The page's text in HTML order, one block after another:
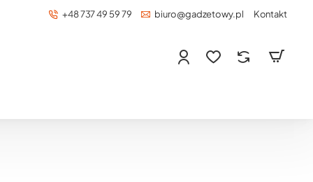
+48 737 49 59 79 biuro@gadzetowy.pl Kontakt